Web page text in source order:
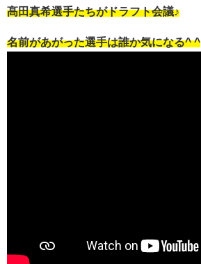
髙田真希選手たちがドラフト会議♪
名前があがった選手は誰か気になる^ ^